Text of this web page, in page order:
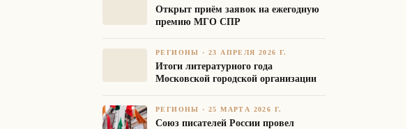
Открыт приём заявок на ежегодную
премию МГО СПР
РЕГИОНЫ ·23 АПРЕЛЯ 2026 Г.
Итоги литературного года
Московской городской организации
РЕГИОНЫ ·25 МАРТА 2026 Г.
Союз писателей России провел